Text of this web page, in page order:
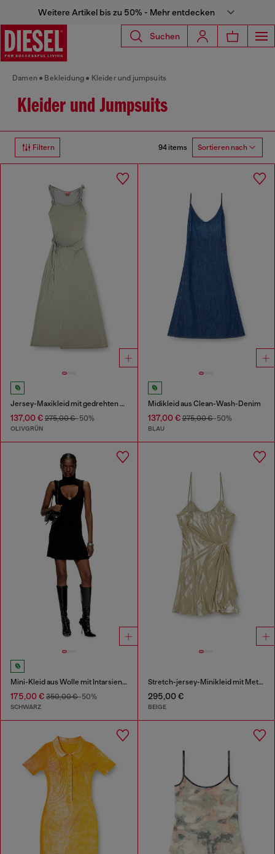
Weitere Artikel bis zu 50% - Mehr entdecken
Suchen
Damen Bekleidung Kleider und jumpsuits
Kleider und Jumpsuits
Filtern 94 items Sortieren nach
Jersey-Maxikleid mit gedrehten Details
137,00 € 275,00 €-50%
OLIVGRÜN
Midikleid aus Clean-Wash-Denim
137,00 €275,00 €-50%
BLAU
Mini-Kleid aus Wolle mit Intarsienmuster
175,00 € 350,00 €-50%
SCHWARZ
Stretch-jersey-Minikleid mit Metallic-Finish
295,00 €
BEIGE